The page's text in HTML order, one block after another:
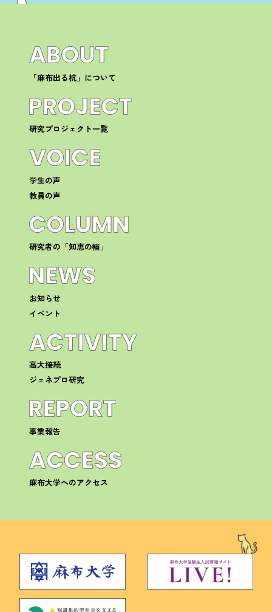
「麻布出る杭」について
研究プロジェクト一覧
学生の声
教員の声
研究者の「知恵の輪」
お知らせ
イベント
高大接続
ジェネプロ研究
事業報告
麻布大学へのアクセス